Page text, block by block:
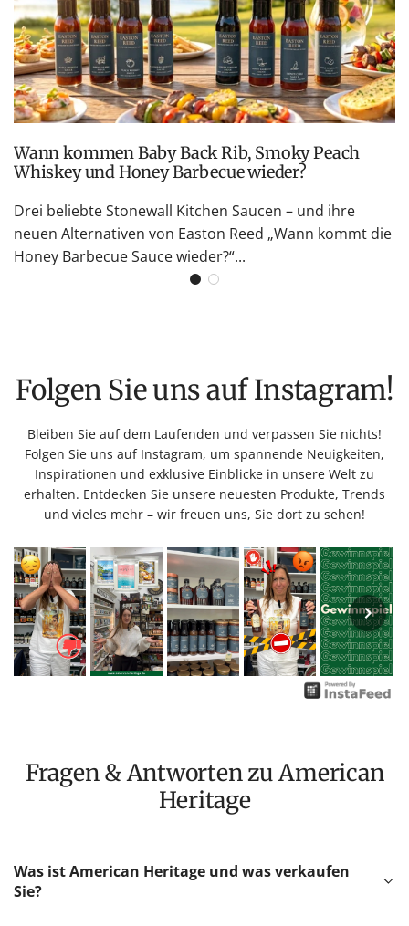
Wann kommen Baby Back Rib, Smoky Peach
Whiskey und Honey Barbecue wieder?
Drei beliebte Stonewall Kitchen Saucen – und ihre
neuen Alternativen von Easton Reed „Wann kommt die
Honey Barbecue Sauce wieder?“...
Folgen Sie uns auf Instagram!
Bleiben Sie auf dem Laufenden und verpassen Sie nichts!
Folgen Sie uns auf Instagram, um spannende Neuigkeiten,
Inspirationen und exklusive Einblicke in unsere Welt zu
erhalten. Entdecken Sie unsere neuesten Produkte, Trends
und vieles mehr – wir freuen uns, Sie dort zu sehen!
Fragen & Antworten zu American
Heritage
Was ist American Heritage und was verkaufen
Sie?